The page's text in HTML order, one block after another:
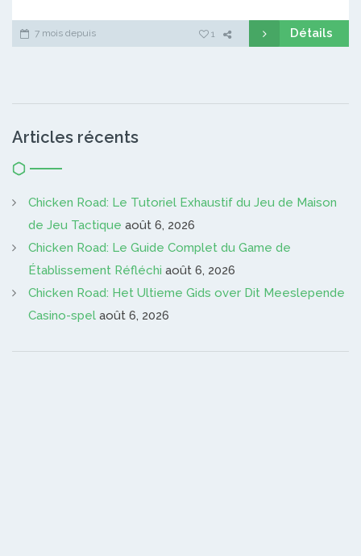
7 mois depuis 1 Détails
Articles récents
Chicken Road: Le Tutoriel Exhaustif du Jeu de Maison
de Jeu Tactique août 6, 2026
Chicken Road: Le Guide Complet du Game de
Établissement Réfléchi août 6, 2026
Chicken Road: Het Ultieme Gids over Dit Meeslepende
Casino-spel août 6, 2026